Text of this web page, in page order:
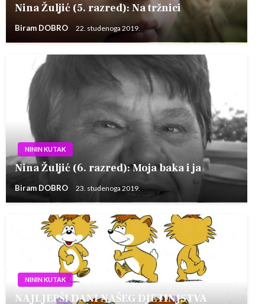
Nina Žuljić (5. razred): Na tržnici
Biram DOBRO 22. studenoga 2019.
NININ KUTAK
Nina Žuljić (6. razred): Moja baka i ja
Biram DOBRO 23. studenoga 2019.
NININ KUTAK
NAJLJEPŠI DANI NAŠEG DJETINJSTVA